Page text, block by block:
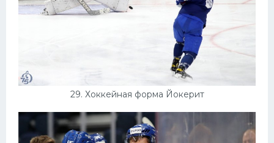
29. Хоккейная форма Йокерит